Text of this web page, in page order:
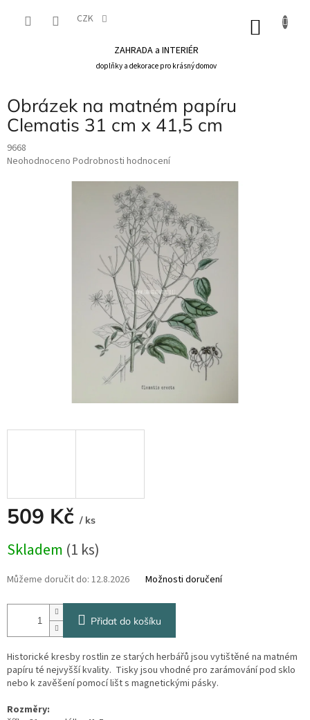
CZK
ZAHRADA a INTERIÉR
doplňky a dekorace pro krásný domov
Obrázek na matném papíru
Clematis 31 cm x 41,5 cm
9668
Průměrné
Neohodnoceno Podrobnosti hodnocení
509 Kč / ks
cena:
Skladem (1 ks)
Můžeme doručit do: 12.8.2026 Možnosti doručení
Přidat do košíku
Historické kresby rostlin ze starých herbářů jsou vytištěné na matném
papíru té nejvyšší kvality. Tisky jsou vhodné pro zarámování pod sklo
nebo k zavěšení pomocí lišt s magnetickými pásky.
Rozměry: